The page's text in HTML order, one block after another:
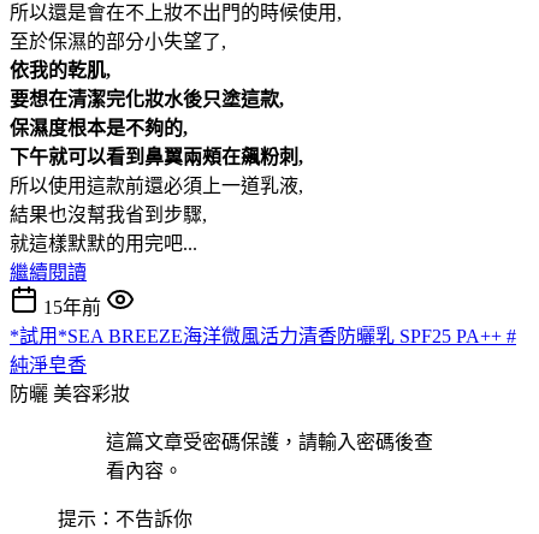
所以還是會在不上妝不出門的時候使用,
至於保濕的部分小失望了,
依我的乾肌,
要想在清潔完化妝水後只塗這款,
保濕度根本是不夠的,
下午就可以看到鼻翼兩頰在飆粉刺,
所以使用這款前還必須上一道乳液,
結果也沒幫我省到步驟,
就這樣默默的用完吧...
繼續閱讀
15年前
*試用*SEA BREEZE海洋微風活力清香防曬乳 SPF25 PA++ #
純淨皂香
防曬 美容彩妝
這篇文章受密碼保護，請輸入密碼後查
看內容。
提示：不告訴你